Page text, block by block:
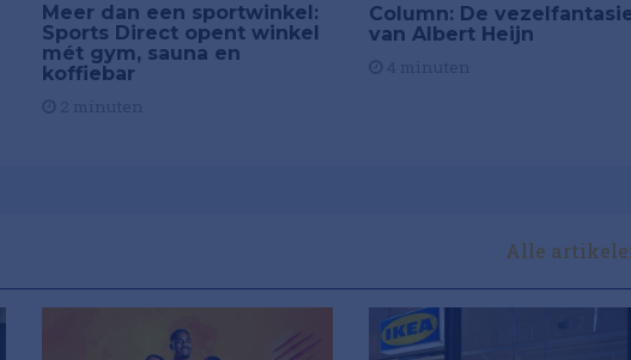
Meer dan een sportwinkel:
Sports Direct opent winkel
mét gym, sauna en
koffiebar
Column: De
van Albert Heijn
Alle